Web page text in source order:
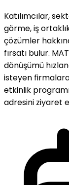
Katılımcılar,
görme, iş
çözümler
fırsatı bulur.
dönüşümü
isteyen
etkinlik
adresini ziyaret